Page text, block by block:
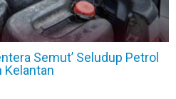
Bayi Enam Bulan Perlukan